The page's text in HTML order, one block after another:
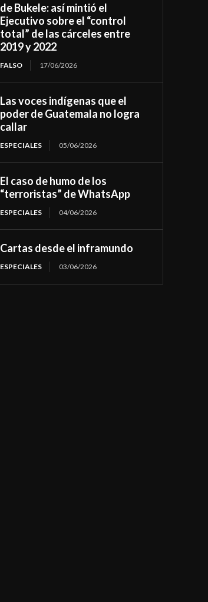
de Bukele: así mintió el
Ejecutivo sobre el “control
total” de las cárceles entre
2019 y 2022
FALSO 17/06/2026
Las voces indígenas que el
poder de Guatemala no logra
callar
ESPECIALES 05/06/2026
El caso de humo de los
“terroristas” de WhatsApp
ESPECIALES 04/06/2026
Cartas desde el inframundo
ESPECIALES 03/06/2026